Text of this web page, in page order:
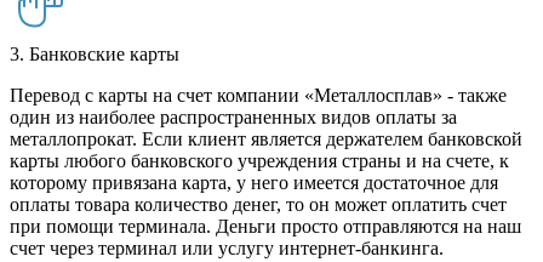
3. Банковские карты
Перевод с карты на счет компании «Металлосплав» - также
один из наиболее распространенных видов оплаты за
металлопрокат. Если клиент является держателем банковской
карты любого банковского учреждения страны и на счете, к
которому привязана карта, у него имеется достаточное для
оплаты товара количество денег, то он может оплатить счет
при помощи терминала. Деньги просто отправляются на наш
счет через терминал или услугу интернет-банкинга.